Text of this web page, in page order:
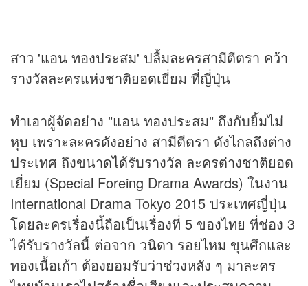
สาว 'แอน ทองประสม' ปลื้มละครสามีตีตรา คว้า
รางวัลละครแห่งชาติยอดเยี่ยม ที่ญี่ปุ่น
ทำเอาผู้จัดอย่าง "แอน ทองประสม" ถึงกับยิ้มไม่
หุบ เพราะละครดังอย่าง สามีตีตรา ดังไกลถึงต่าง
ประเทศ ถึงขนาดได้รับรางวัล ละครต่างชาติยอด
เยี่ยม (Special Foreing Drama Awards) ในงาน
International Drama Tokyo 2015 ประเทศญี่ปุ่น
โดยละครเรื่องนี้ถือเป็นเรื่องที่ 5 ของไทย ที่ช่อง 3
ได้รับรางวัลนี้ ต่อจาก วนิดา รอยไหม ขุนศึกและ
ทองเนื้อเก้า ต้องยอมรับว่าช่วงหลัง ๆ มาละคร